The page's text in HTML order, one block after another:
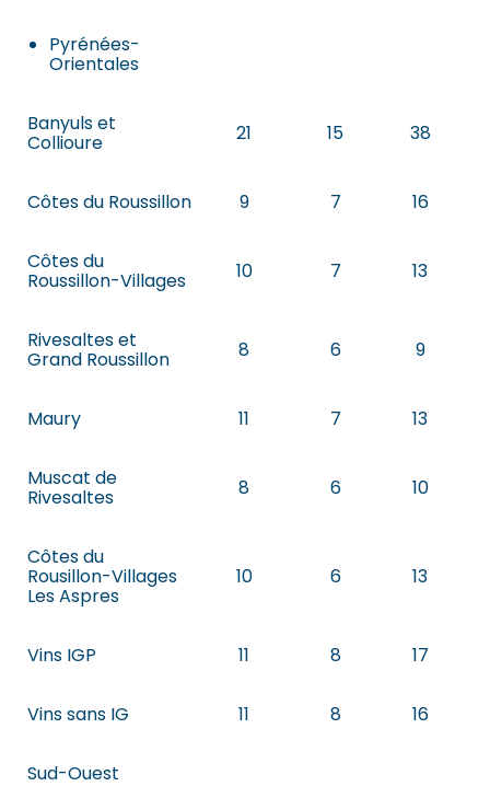
Pyrénées-
Orientales
Banyuls et
Collioure 21 15 38
Côtes du Roussillon 9 7 16
Côtes du
Roussillon-Villages 10 7 13
Rivesaltes et
Grand Roussillon 8 6 9
Maury 11 7 13
Muscat de
Rivesaltes 8 6 10
Côtes du
Rousillon-Villages
Les Aspres
10 6 13
Vins IGP 11 8 17
Vins sans IG 11 8 16
Sud-Ouest